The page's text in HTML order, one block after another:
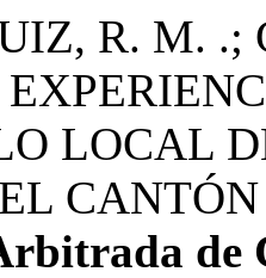
R. M. .;
LOCAL
de